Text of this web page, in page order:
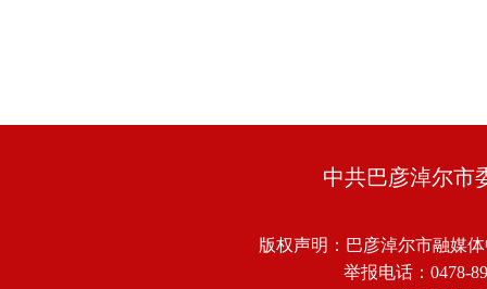
中共巴彦淖尔市
版权声明：巴彦淖尔市融媒
举报电话：0478-